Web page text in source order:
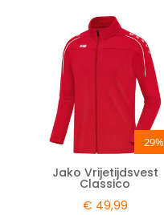
29%
Jako Vrijetijdsvest
Classico
€ 49,99